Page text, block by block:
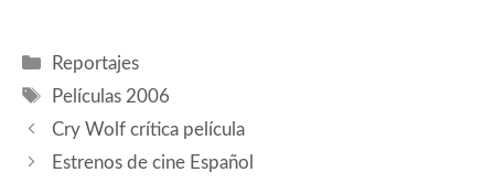
Categorías
Reportajes
Etiquetas
Películas 2006
Cry Wolf crítica película
Estrenos de cine Español